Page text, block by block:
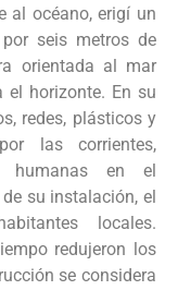
al océano, erigí un
seis metros de
orientada al mar
el horizonte. En su
redes, plásticos y
las corrientes,
humanas en el
su instalación, el
locales.
redujeron los
se considera